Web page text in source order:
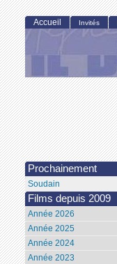
Accueil Invités
Prochainement
Soudain
Films depuis 2009
Année 2026
Année 2025
Année 2024
Année 2023